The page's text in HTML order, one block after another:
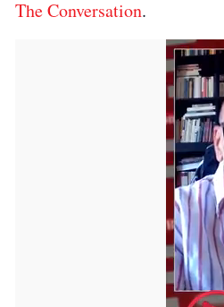
The Conversation.